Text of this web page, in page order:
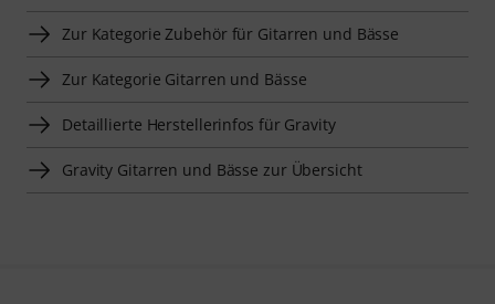
Zur Kategorie Zubehör für Gitarren und Bässe
Zur Kategorie Gitarren und Bässe
Detaillierte Herstellerinfos für Gravity
Gravity Gitarren und Bässe zur Übersicht